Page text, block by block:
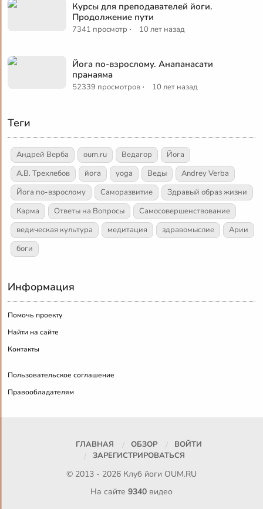
Курсы для преподавателей йоги.
Продолжение пути
7341 просмотр · 10 лет назад
Йога по-взрослому. Анапанасати
пранаяма
52339 просмотров · 10 лет назад
Теги
Андрей Верба oum.ru Ведагор
Йога
А.В. Трехлебов
йога yoga Веды
Andrey Verba
Йога по-взрослому
Саморазвитие
Здравый образ жизни
Карма
Ответы на Вопросы
Самосовершенствование
ведическая культура
медитация здравомыслие
Арии
боги
Информация
Помочь проекту
Найти на сайте
Контакты
Пользовательское соглашение
Правообладателям
ГЛАВНАЯ ОБЗОР
ВОЙТИ
ЗАРЕГИСТРИРОВАТЬСЯ
© 2013 - 2026 Клуб йоги OUM.RU
На сайте 9340видео